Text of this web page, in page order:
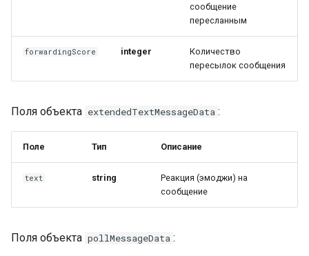
сообщение
пересланным
forwardingScore integer
Количество
пересылок сообщения
Поля объекта extendedTextMessageData :
Поле Тип Описание
text string
Реакция (эмоджи) на
сообщение
Поля объекта pollMessageData :